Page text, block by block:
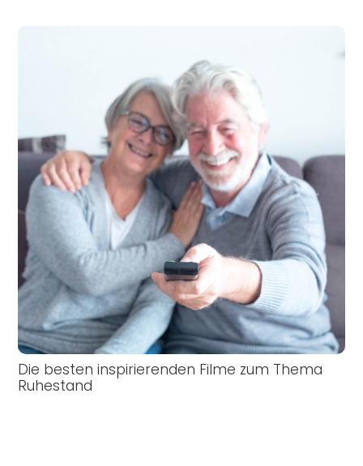
Die besten inspirierenden Filme zum Thema
Ruhestand